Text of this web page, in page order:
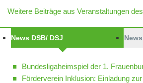
Weitere Beiträge aus Veranstaltungen
News DSB/ DSJ
Bundesligaheimspiel der 1.
Förderverein Inklusion: Einladung